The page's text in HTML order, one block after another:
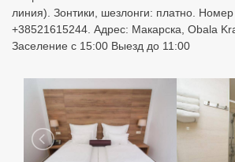
линия). Зонтики, шезлонги: платно.
+38521615244. Адрес: Макарска, Obala
Заселение с 15:00 Выезд до 11:00